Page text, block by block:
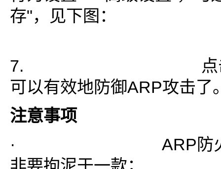
存"，见下图：
7. 点击“确定
可以有效地防御ARP攻击了
注意事项
· ARP防火墙有